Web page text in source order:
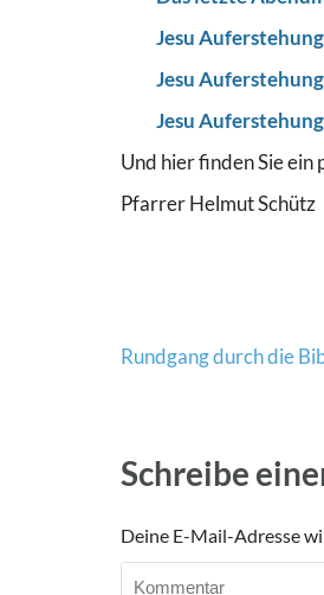
Jesu
Jesu
Jesu
Und hier finden Sie ein
Pfarrer Helmut Schütz
Rundgang durch die
Schreibe
Deine E-Mail-Adresse